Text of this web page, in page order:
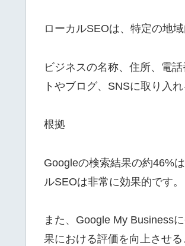
ローカルSEOは、特定の地
ビジネスの名称、住所、電
トやブログ、SNSに取り入
根拠
Googleの検索結果の約46%
ルSEOは非常に効果的です。
また、Google My Business
果における評価を向上させる